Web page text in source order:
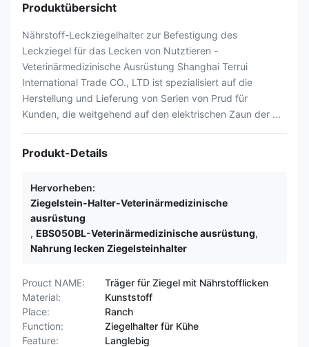
Produktübersicht
Nährstoff-Leckziegelhalter zur Befestigung des
Leckziegel für das Lecken von Nutztieren -
Veterinärmedizinische Ausrüstung Shanghai Terrui
International Trade CO., LTD ist spezialisiert auf die
Herstellung und Lieferung von Serien von Prud für
Kunden, die weitgehend auf den elektrischen Zaun der ...
Produkt-Details
Hervorheben:
Ziegelstein-Halter-Veterinärmedizinische
ausrüstung
, EBS050BL-Veterinärmedizinische ausrüstung,
Nahrung lecken Ziegelsteinhalter
Prouct NAME:
Träger für Ziegel mit Nährstofflicken
Material:
Kunststoff
Place:
Ranch
Function:
Ziegelhalter für Kühe
Feature:
Langlebig